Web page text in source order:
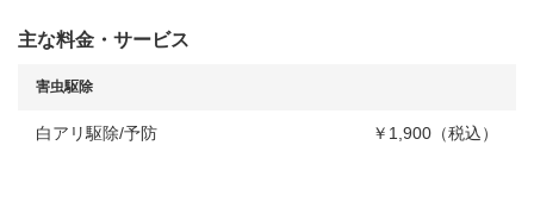
主な料金・サービス
害虫駆除
白アリ駆除/予防 ￥1,900（税込）